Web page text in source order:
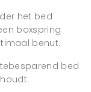
het bed
boxspring
benut.
bed